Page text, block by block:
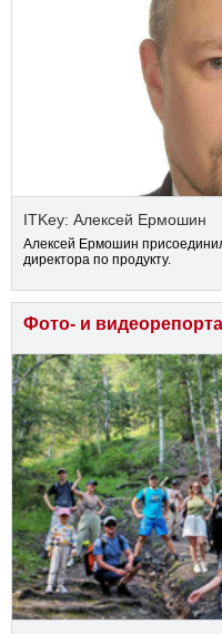
ITKey: Алексей Ермошин
Алексей Ермошин
директора по продукту.
Фото- и